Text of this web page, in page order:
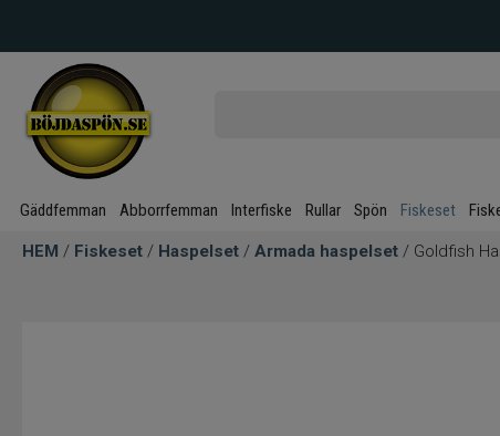
Gäddfemman Abborrfemman Interfiske Rullar Spön Fiskeset
HEM / Fiskeset / Haspelset / Armada haspelset / Goldfish